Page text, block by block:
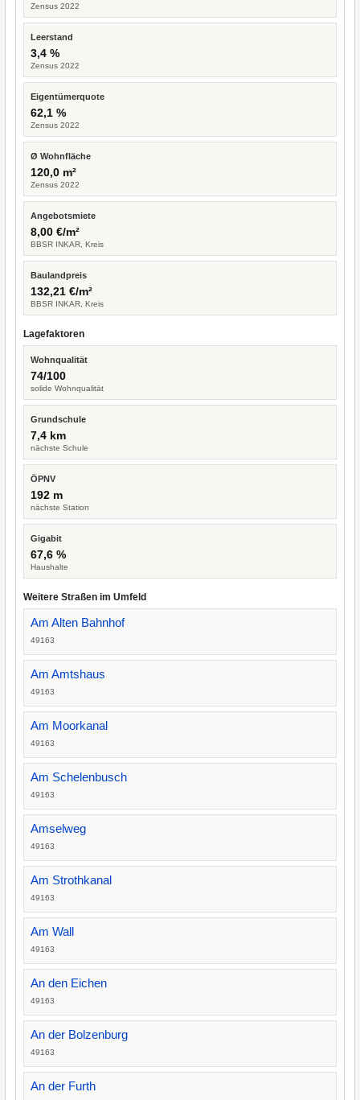
Zensus 2022
Leerstand
3,4 %
Zensus 2022
Eigentümerquote
62,1 %
Zensus 2022
Ø Wohnfläche
120,0 m²
Zensus 2022
Angebotsmiete
8,00 €/m²
BBSR INKAR, Kreis
Baulandpreis
132,21 €/m²
BBSR INKAR, Kreis
Lagefaktoren
Wohnqualität
74/100
solide Wohnqualität
Grundschule
7,4 km
nächste Schule
ÖPNV
192 m
nächste Station
Gigabit
67,6 %
Haushalte
Weitere Straßen im Umfeld
Am Alten Bahnhof
49163
Am Amtshaus
49163
Am Moorkanal
49163
Am Schelenbusch
49163
Amselweg
49163
Am Strothkanal
49163
Am Wall
49163
An den Eichen
49163
An der Bolzenburg
49163
An der Furth